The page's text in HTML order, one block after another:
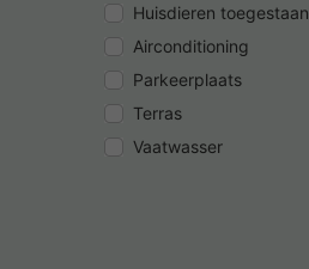
Huisdieren toegestaan
Airconditioning
Parkeerplaats
Terras
Vaatwasser